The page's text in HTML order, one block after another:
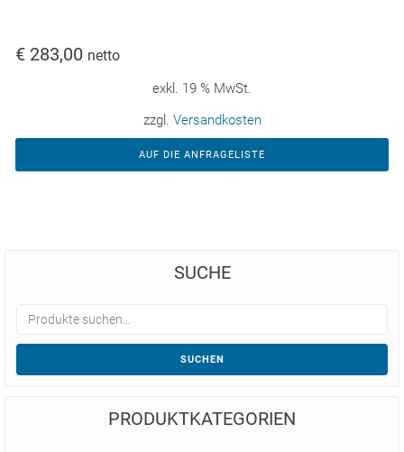
€ 283,00 netto
exkl. 19 % MwSt.
zzgl. Versandkosten
AUF DIE ANFRAGELISTE
SUCHE
SUCHEN
PRODUKTKATEGORIEN